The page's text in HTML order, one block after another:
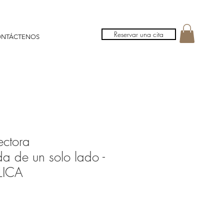
Reservar una cita
de un solo lado -